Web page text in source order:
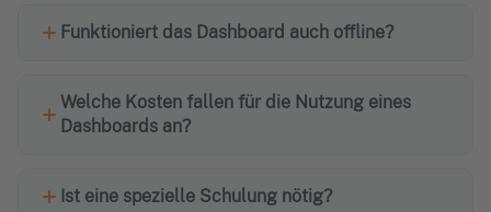
Funktioniert das Dashboard auch offline?
Welche Kosten fallen für die Nutzung eines
Dashboards an?
Ist eine spezielle Schulung nötig?